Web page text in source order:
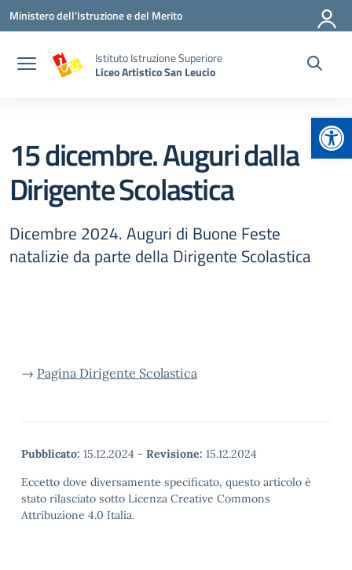
Vai ai contenuti
Vai al menu di navigazione
Vai al footer
Ministero dell'Istruzione e del Merito
Istituto Istruzione Superiore
Liceo Artistico San Leucio
15 dicembre. Auguri dalla
Dirigente Scolastica
Dicembre 2024. Auguri di Buone Feste
natalizie da parte della Dirigente Scolastica
→ Pagina Dirigente Scolastica
Pubblicato: 15.12.2024 - Revisione: 15.12.2024
Eccetto dove diversamente specificato, questo articolo è
stato rilasciato sotto Licenza Creative Commons
Attribuzione 4.0 Italia.